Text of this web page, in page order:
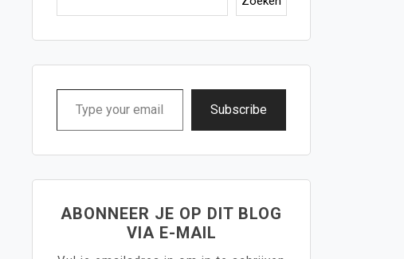
Subscribe
ABONNEER JE OP DIT BLOG
VIA E-MAIL